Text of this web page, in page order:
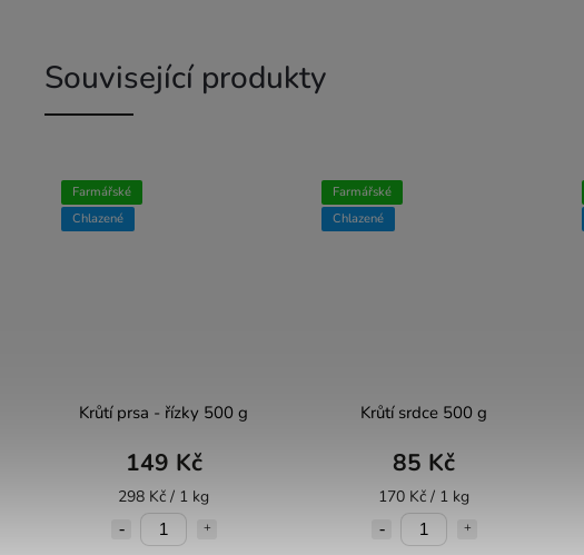
Související produkty
Farmářské
Chlazené
Krůtí prsa - řízky 500 g
149 Kč
298 Kč / 1 kg
Farmářské
Chlazené
Krůtí srdce 500 g
85 Kč
170 Kč / 1 kg